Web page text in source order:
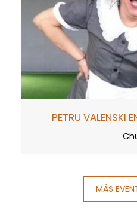
PETRU VALENSKI
MÁS